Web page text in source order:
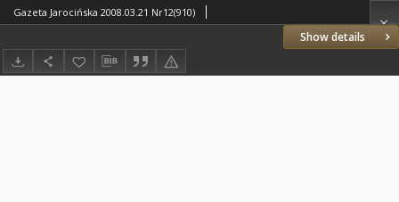
Show details
Gazeta Jarocińska 2008.03.21 Nr12(910)